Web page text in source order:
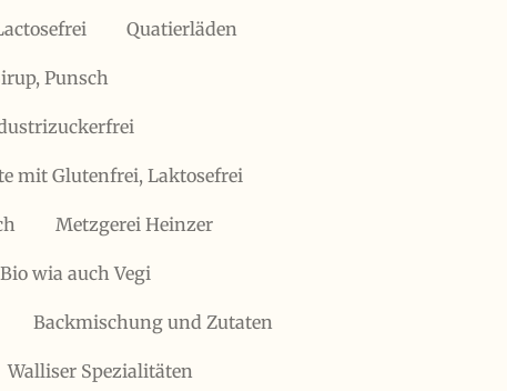
Quatierläden
Punsch
mit Glutenfrei, Laktosefrei
Metzgerei Heinzer
wia auch Vegi
Backmischung und Zutaten
Walliser Spezialitäten